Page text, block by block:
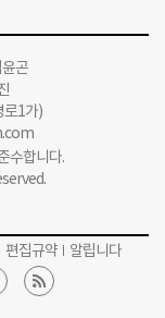
윤곤
로1가)
수합니다.
편집규약 알립니다